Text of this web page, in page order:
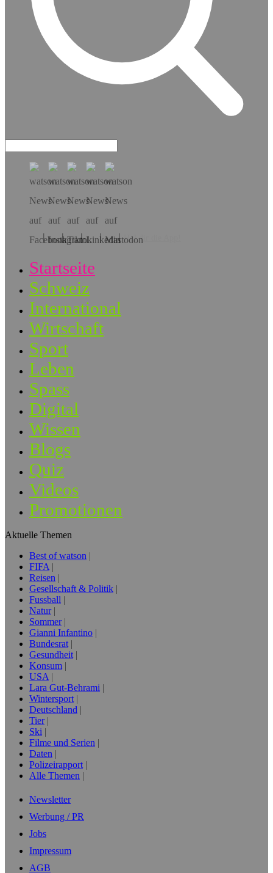
Hol dir die App!
Startseite
Schweiz
International
Wirtschaft
Sport
Leben
Spass
Digital
Wissen
Blogs
Quiz
Videos
Promotionen
Aktuelle Themen
Best of watson
FIFA
Reisen
Gesellschaft & Politik
Fussball
Natur
Sommer
Gianni Infantino
Bundesrat
Gesundheit
Konsum
USA
Lara Gut-Behrami
Wintersport
Deutschland
Tier
Ski
Filme und Serien
Daten
Polizeirapport
Alle Themen
Newsletter
Werbung / PR
Jobs
Impressum
AGB